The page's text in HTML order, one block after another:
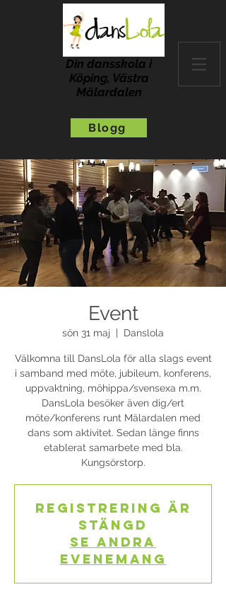
Din dansskola i
Köping, Västra
Mälardalen
Blogg
Event
sön 31 maj Danslola
Välkomna till DansLola för alla slags event
i samband med möte, jubileum, konferens,
uppvaktning, möhippa/svensexa m.m.
DansLola besöker även dig/ert
möte/konferens runt Mälardalen med
dans som aktivitet. Sedan länge finns
etablerat samarbete med bla.
Kungsörstorp.
Registrering är
stängd
Se andra
evenemang